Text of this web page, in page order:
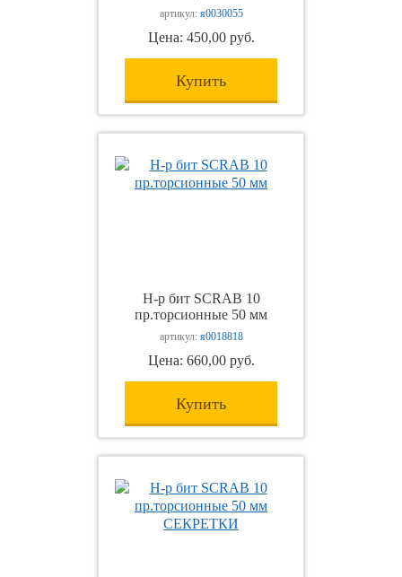
артикул: я0030055
Цена: 450,00 руб.
Купить
Н-р бит SCRAB 10
пр.торсионные 50 мм
артикул: я0018818
Цена: 660,00 руб.
Купить